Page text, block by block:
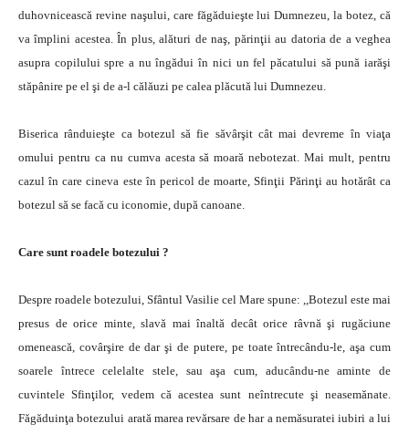
duhovnicească revine naşului, care făgăduieşte lui Dumnezeu, la botez, că
va împlini acestea. În plus, alături de naş, părinţii au datoria de a veghea
asupra copilului spre a nu îngădui în nici un fel păcatului să pună iarăşi
stăpânire pe el şi de a-l călăuzi pe calea plăcută lui Dumnezeu.
Biserica rânduieşte ca botezul să fie săvârşit cât mai devreme în viaţa
omului pentru ca nu cumva acesta să moară nebotezat. Mai mult, pentru
cazul în care cineva este în pericol de moarte, Sfinţii Părinţi au hotărât ca
botezul să se facă cu iconomie, după canoane.
Care sunt roadele botezului ?
Despre roadele botezului, Sfântul Vasilie cel Mare spune: ,,Botezul este mai
presus de orice minte, slavă mai înaltă decât orice râvnă şi rugăciune
omenească, covârşire de dar şi de putere, pe toate întrecându-le, aşa cum
soarele întrece celelalte stele, sau aşa cum, aducându-ne aminte de
cuvintele Sfinţilor, vedem că acestea sunt neîntrecute şi neasemănate.
Făgăduinţa botezului arată marea revărsare de har a nemăsuratei iubiri a lui